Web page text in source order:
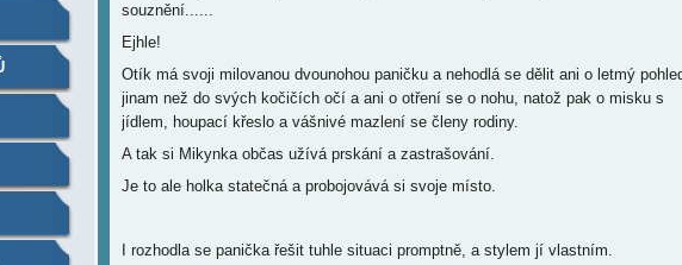
souznění......
Ejhle!
Otík má svoji milovanou dvounohou paničku a nehodlá se dělit ani o letmý
jinam než do svých kočičích očí a ani o otření se o nohu, natož pak o misku s
jídlem, houpací křeslo a vášnivé mazlení se členy rodiny.
A tak si Mikynka občas užívá prskání a zastrašování.
Je to ale holka statečná a probojovává si svoje místo.
I rozhodla se panička řešit tuhle situaci promptně, a stylem jí vlastním.